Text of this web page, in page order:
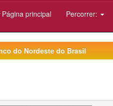
Página principal Percorrer:
do Nordeste do Brasil